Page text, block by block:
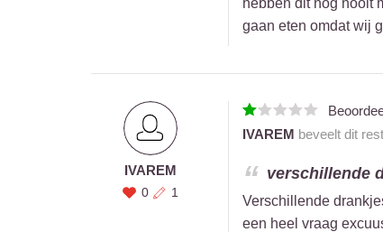
hebben dit nog nooit
gaan eten omdat wij
IVAREM
0 1
IVAREM beveelt dit
verschillende
Verschillende
een heel vraag